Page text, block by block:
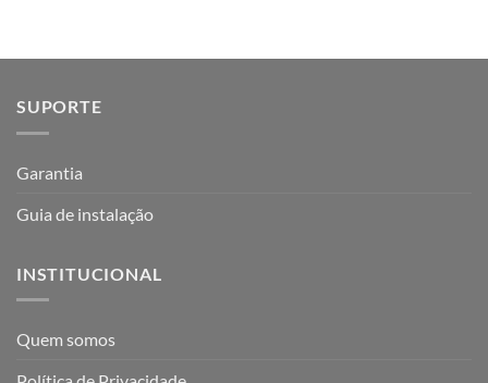
SUPORTE
Garantia
Guia de instalação
INSTITUCIONAL
Quem somos